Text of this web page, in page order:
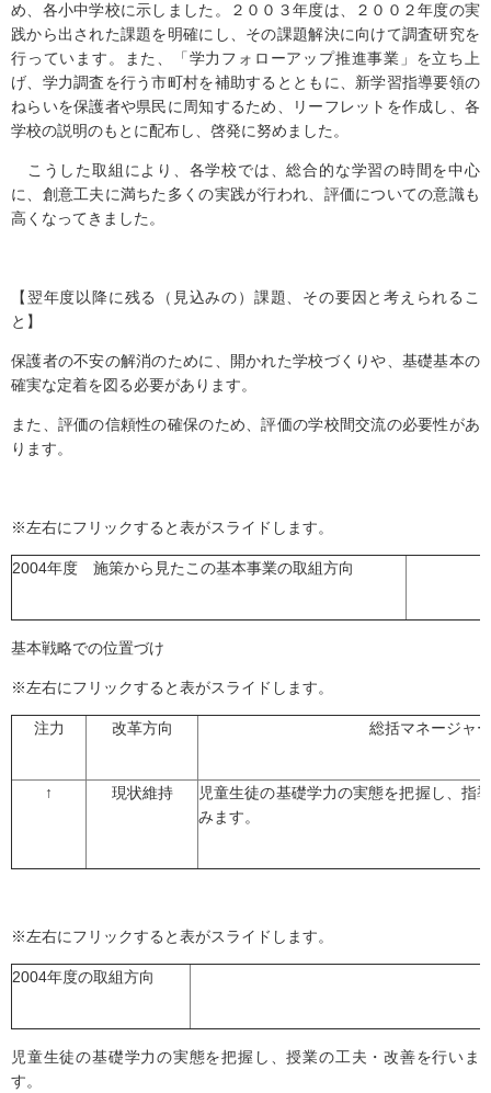
め、各小中学校に示しました。２００３年度は、２００２年度の実
践から出された課題を明確にし、その課題解決に向けて調査研究を
行っています。また、「学力フォローアップ推進事業」を立ち上
げ、学力調査を行う市町村を補助するとともに、新学習指導要領の
ねらいを保護者や県民に周知するため、リーフレットを作成し、各
学校の説明のもとに配布し、啓発に努めました。
こうした取組により、各学校では、総合的な学習の時間を中心
に、創意工夫に満ちた多くの実践が行われ、評価についての意識も
高くなってきました。
【翌年度以降に残る（見込みの）課題、その要因と考えられるこ
と】
保護者の不安の解消のために、開かれた学校づくりや、基礎基本の
確実な定着を図る必要があります。
また、評価の信頼性の確保のため、評価の学校間交流の必要性があ
ります。
※左右にフリックすると表がスライドします。
2004年度 施策から見たこの基本事業の取組方向
基本戦略での位置づけ
※左右にフリックすると表がスライドします。
注力 改革方向 総括マネージャ
↑ 現状維持
児童生徒の基礎学力の実態を把握し、指
みます。
※左右にフリックすると表がスライドします。
2004年度の取組方向
児童生徒の基礎学力の実態を把握し、授業の工夫・改善を行いま
す。